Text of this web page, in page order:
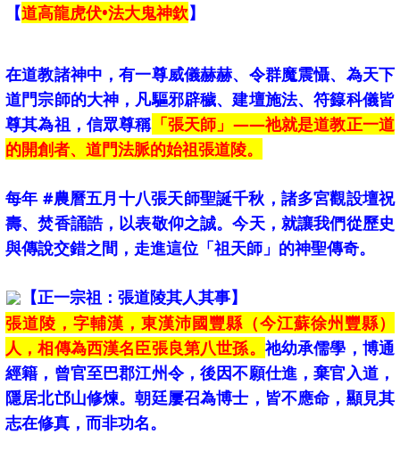
【道高龍虎伏•法大鬼神欽】
在道教諸神中，有一尊威儀赫赫、令群魔震懾、為天下
道門宗師的大神，凡驅邪辟穢、建壇施法、符籙科儀皆
尊其為祖，信眾尊稱「張天師」——祂就是道教正一道
的開創者、道門法脈的始祖張道陵。
每年 #農曆五月十八張天師聖誕千秋 ，諸多宮觀設壇祝
壽、焚香誦誥，以表敬仰之誠。今天，就讓我們從歷史
與傳說交錯之間，走進這位「祖天師」的神聖傳奇。
【正一宗祖：張道陵其人其事】
張道陵，字輔漢，東漢沛國豐縣（今江蘇徐州豐縣）
人，相傳為西漢名臣張良第八世孫。 祂幼承儒學，博通
經籍，曾官至巴郡江州令，後因不願仕進，棄官入道，
隱居北邙山修煉。朝廷屢召為博士，皆不應命，顯見其
志在修真，而非功名。